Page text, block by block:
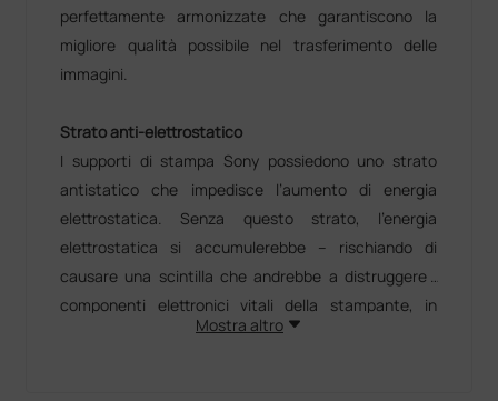
perfettamente armonizzate che garantiscono la
migliore qualità possibile nel trasferimento delle
immagini.
Strato anti-elettrostatico
I supporti di stampa Sony possiedono uno strato
antistatico che impedisce l’aumento di energia
elettrostatica. Senza questo strato, l’energia
elettrostatica si accumulerebbe – rischiando di
causare una scintilla che andrebbe a distruggere i
componenti elettronici vitali della stampante, in
particolare quelli della testina termica.
Mostra altro